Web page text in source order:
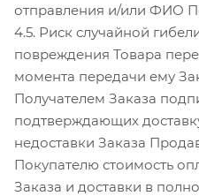
отправления и/или ФИО
4.5. Риск случайной
повреждения Товара
момента передачи ему
Получателем Заказа
подтверждающих
недоставки Заказа
Покупателю стоимость
Заказа и доставки в